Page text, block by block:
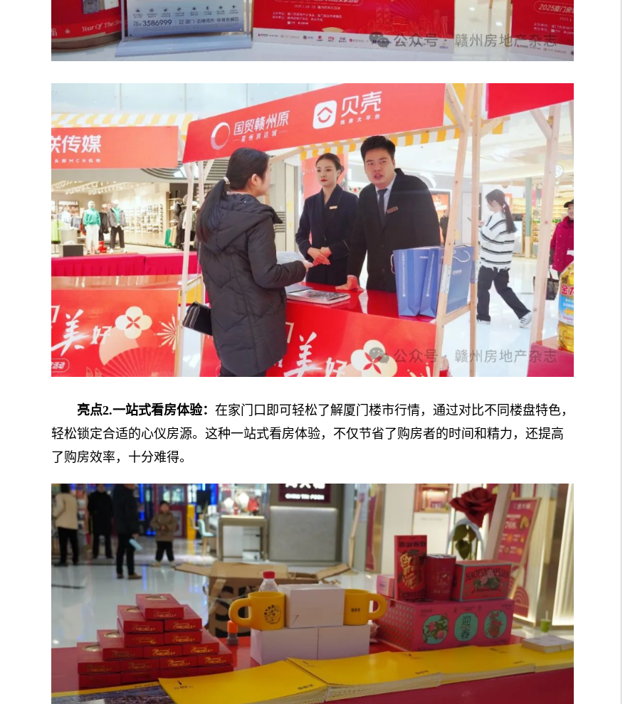
亮点2.一站式看房体验： 在家门口即可轻松了解厦门楼市行情，通过对比不同楼盘特色，
轻松锁定合适的心仪房源。这种一站式看房体验，不仅节省了购房者的时间和精力，还提高
了购房效率，十分难得。